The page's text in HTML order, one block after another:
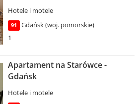
Hotele i motele
91
Gdańsk (woj. pomorskie)
1
Apartament na Starówce -
Gdańsk
Hotele i motele